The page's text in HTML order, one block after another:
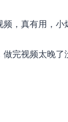
，真有用，小
完视频太晚